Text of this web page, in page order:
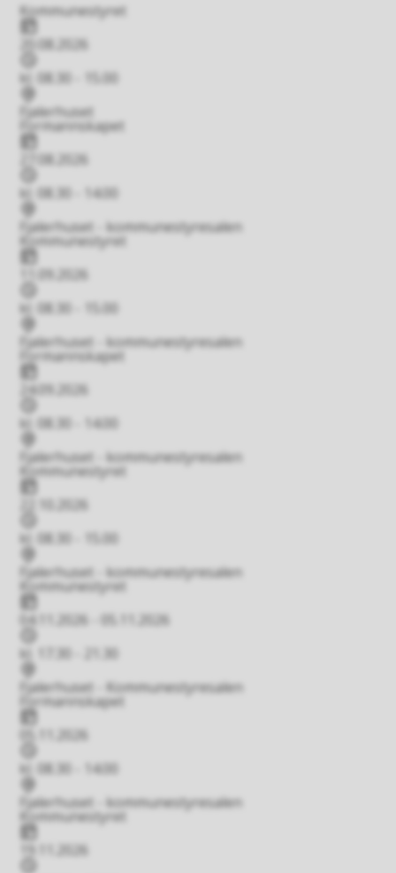
Kommunestyret
20.08.2026
kl. 08.30 - 15.00
Fjalerhuset
Formannskapet
27.08.2026
kl. 08.30 - 14.00
Fjalerhuset - kommunestyresalen
Kommunestyret
11.09.2026
kl. 08.30 - 15.00
Fjalerhuset - kommunestyresalen
Formannskapet
24.09.2026
kl. 08.30 - 14.00
Fjalerhuset - kommunestyresalen
Kommunestyret
22.10.2026
kl. 08.30 - 15.00
Fjalerhuset - kommunestyresalen
Kommunestyret
04.11.2026 - 05.11.2026
kl. 17.30 - 21.30
Fjalerhuset - Kommunestyresalen
Formannskapet
05.11.2026
kl. 08.30 - 14.00
Fjalerhuset - kommunestyresalen
Kommunestyret
19.11.2026